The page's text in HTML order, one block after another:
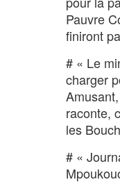
Pauvre
finiront
# « Le
charger
raconte,
les
# «